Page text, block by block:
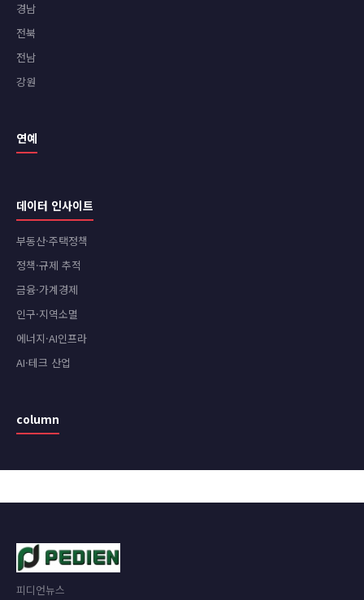
경남
전북
전남
강원
연예
데이터 인사이트
부동산·주택정책
정책·규제 추적
금융·가계경제
인구·지역소멸
에너지·AI인프라
AI·테크 산업
column
피디언뉴스